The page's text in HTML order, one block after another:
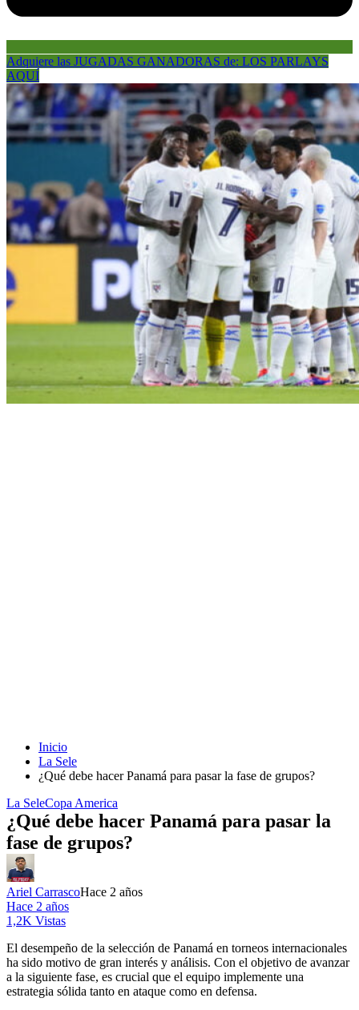
Adquiere las JUGADAS GANADORAS de: LOS PARLAYS
AQUÍ
Inicio
La Sele
¿Qué debe hacer Panamá para pasar la fase de grupos?
La SeleCopa America
¿Qué debe hacer Panamá para pasar la
fase de grupos?
Ariel CarrascoHace 2 años
Hace 2 años
1,2K Vistas
El desempeño de la selección de Panamá en torneos internacionales
ha sido motivo de gran interés y análisis. Con el objetivo de avanzar
a la siguiente fase, es crucial que el equipo implemente una
estrategia sólida tanto en ataque como en defensa.